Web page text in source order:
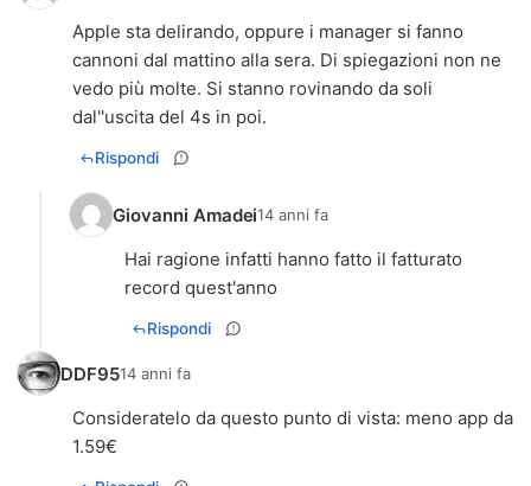
Apple sta delirando, oppure i manager si fanno
cannoni dal mattino alla sera. Di spiegazioni non ne
vedo più molte. Si stanno rovinando da soli
dal''uscita del 4s in poi.
Rispondi
Giovanni Amadei14 anni fa
Hai ragione infatti hanno fatto il fatturato
record quest'anno
Rispondi
DDF9514 anni fa
Consideratelo da questo punto di vista: meno app da
1.59€